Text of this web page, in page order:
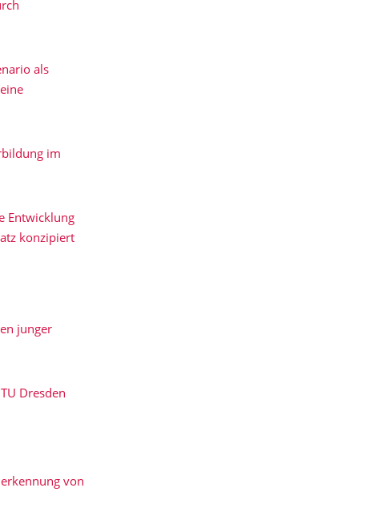
als
im
Entwicklung
konzipiert
junger
Dresden
von